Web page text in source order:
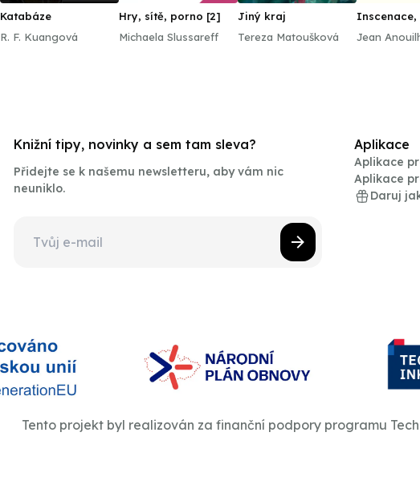
Katabáze
R. F. Kuangová
Hry, sítě, porno [2]
Michaela Slussareff
Jiný kraj
Tereza Matoušková
Inscenace,
Jean
Knižní tipy, novinky a sem tam sleva?
Přidejte se k našemu newsletteru, aby vám nic
neuniklo.
Aplikace
Aplikace
Aplikace
Daruj
Tento projekt byl realizován za finanční podpory programu